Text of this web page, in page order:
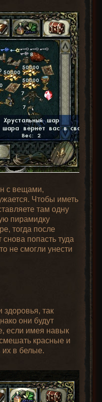
с вещами,
Чтобы иметь
там одну
пирамидку
тогда после
попасть туда
не смогли унести
так
они будут
если имея навык
красные и
их в белые.